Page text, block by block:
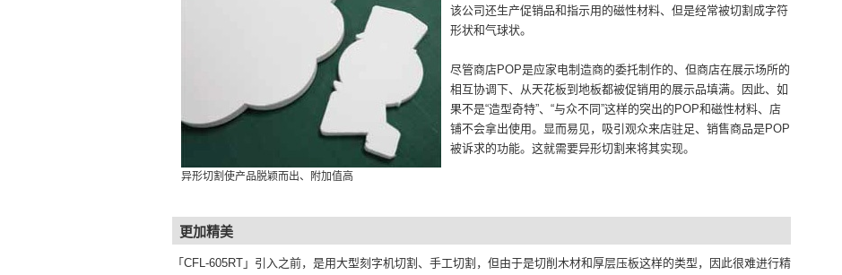
异形切割使产品脱颖而出、附加值高
该公司还生产促销品和指示用的磁性材料、但是经常被切割成字符
形状和气球状。
尽管商店POP是应家电制造商的委托制作的、但商店在展示场所的
相互协调下、从天花板到地板都被促销用的展示品填满。因此、如
果不是“造型奇特”、“与众不同”这样的突出的POP和磁性材料、店
铺不会拿出使用。显而易见，吸引观众来店驻足、销售商品是POP
被诉求的功能。这就需要异形切割来将其实现。
更加精美
「CFL-605RT」引入之前，是用大型刻字机切割、手工切割，但由于是切削木材和厚层压板这样的类型，因此很难进行精